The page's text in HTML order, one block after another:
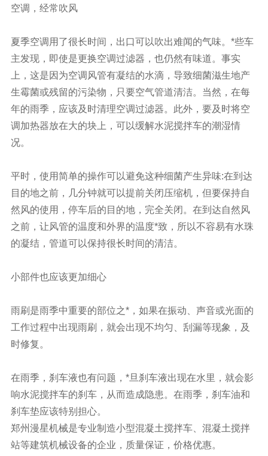
空调，经常吹风
夏季空调用了很长时间，出口可以吹出难闻的气味。*些车
主发现，即使是更换空调过滤器，也仍然有味道。事实
上，这是因为空调风管有凝结的水滴，导致细菌滋生地产
生霉菌或残留的污染物，只要空气管道清洁。当然，在每
年的雨季，应该及时清理空调过滤器。此外，要及时将空
调加热器放在大的块上，可以缓解水泥搅拌车的潮湿情
况。
平时，使用简单的操作可以避免这种细菌产生异味:在到达
目的地之前，几分钟就可以提前关闭压缩机，但要保持自
然风的使用，停车后的目的地，完全关闭。在到达自然风
之前，让风管的温度和外界的温度*致，所以不容易有水珠
的凝结，管道可以保持很长时间的清洁。
小部件也应该更加细心
雨刷是雨季中重要的部位之*，如果在振动、声音或光面的
工作过程中出现雨刷，就会出现不均匀、刮漏等现象，及
时修复。
在雨季，刹车液也有问题，*旦刹车液出现在水里，就会影
响水泥搅拌车的刹车，从而造成隐患。在雨季，刹车油和
刹车垫应该特别担心。
郑州漫星机械是专业制造小型混凝土搅拌车、混凝土搅拌
站等建筑机械设备的企业，质量保证，价格优惠。